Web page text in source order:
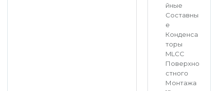
йные
Составны
е
Конденса
торы
MLCC
Поверхно
стного
Монтажа